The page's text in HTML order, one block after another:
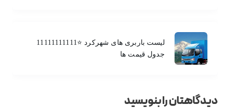
لیست باربری های شهرکرد ⭐️11111111111
جدول قیمت ها
دیدگاهتان را بنویسید